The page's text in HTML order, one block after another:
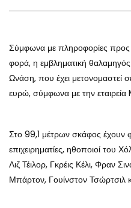
19 ΙΑΝΟΥΑΡΊΟΥ 2025
Σύμφωνα με πληροφορίες προς
φορά, η εμβληματική θαλαμηγός
Ωνάση, που έχει μετονομαστεί
ευρώ, σύμφωνα με την
Στο 99,1 μέτρων σκάφος έχουν
επιχειρηματίες, ηθοποιοί του
Λιζ Τέιλορ, Γκρέις Κέλι, Φραν
Μπάρτον, Γουίνστον Τσώρτσιλ